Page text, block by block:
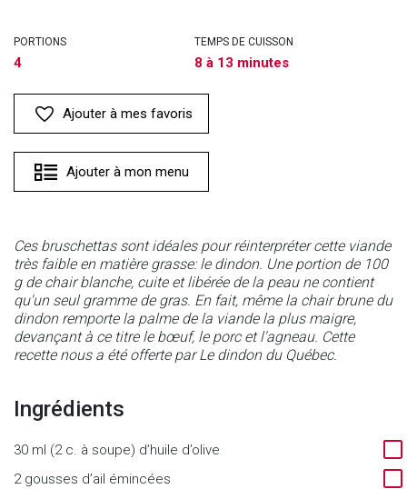
PORTIONS
4
TEMPS DE CUISSON
8 à 13 minutes
Ajouter à mes favoris
Ajouter à mon menu
Ces bruschettas sont idéales pour réinterpréter cette viande
très faible en matière grasse: le dindon. Une portion de 100
g de chair blanche, cuite et libérée de la peau ne contient
qu'un seul gramme de gras. En fait, même la chair brune du
dindon remporte la palme de la viande la plus maigre,
devançant à ce titre le bœuf, le porc et l'agneau. Cette
recette nous a été offerte par Le dindon du Québec.
Ingrédients
30 ml (2 c. à soupe) d’huile d’olive
2 gousses d’ail émincées